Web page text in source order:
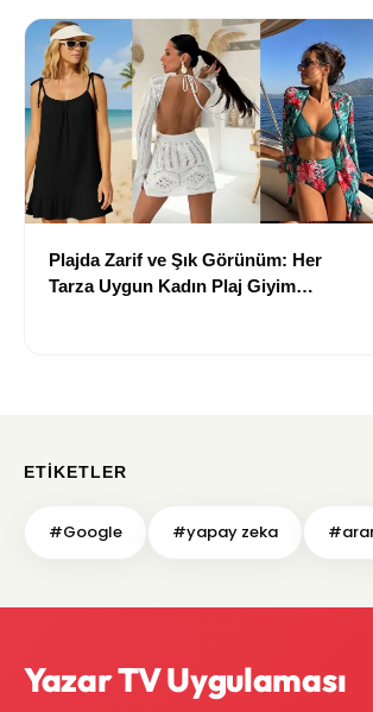
Plajda Zarif ve Şık Görünüm: Her
Tarza Uygun Kadın Plaj Giyim
ETIKETLER
#Google #yapay zeka
Yazar TV Uygulaması